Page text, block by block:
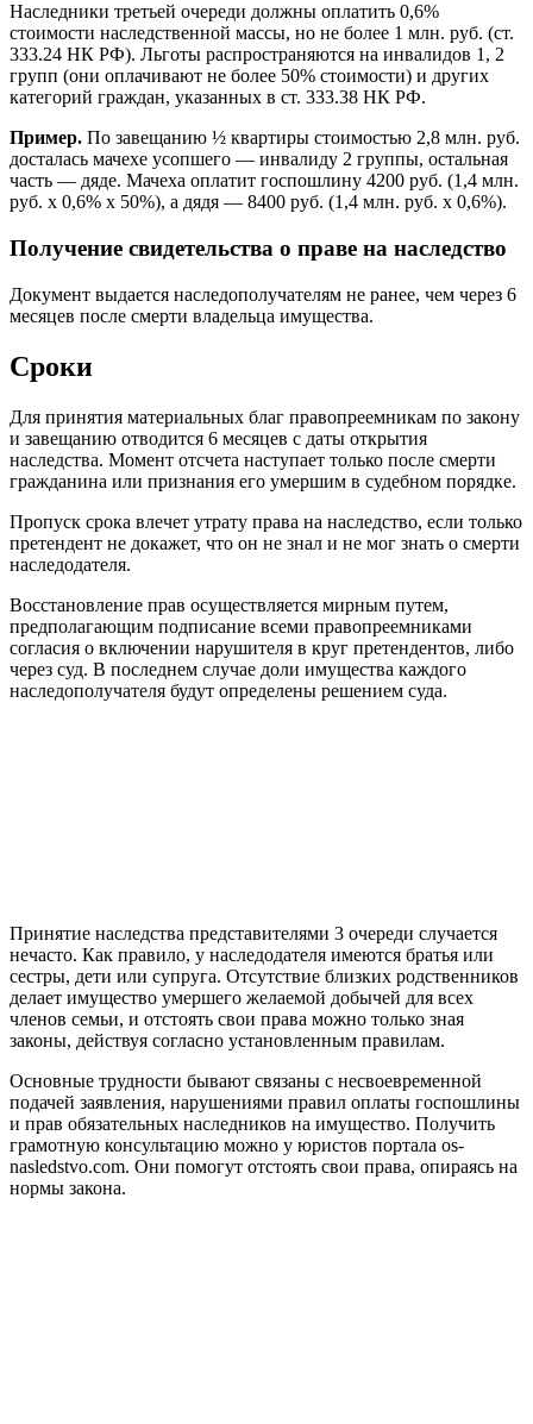
Наследники третьей очереди должны оплатить 0,6%
стоимости наследственной массы, но не более 1 млн. руб. (ст.
333.24 НК РФ). Льготы распространяются на инвалидов 1, 2
групп (они оплачивают не более 50% стоимости) и других
категорий граждан, указанных в ст. 333.38 НК РФ.
Пример. По завещанию ½ квартиры стоимостью 2,8 млн. руб.
досталась мачехе усопшего — инвалиду 2 группы, остальная
часть — дяде. Мачеха оплатит госпошлину 4200 руб. (1,4 млн.
руб. х 0,6% х 50%), а дядя — 8400 руб. (1,4 млн. руб. х 0,6%).
Получение свидетельства о праве на наследство
Документ выдается наследополучателям не ранее, чем через 6
месяцев после смерти владельца имущества.
Сроки
Для принятия материальных благ правопреемникам по закону
и завещанию отводится 6 месяцев с даты открытия
наследства. Момент отсчета наступает только после смерти
гражданина или признания его умершим в судебном порядке.
Пропуск срока влечет утрату права на наследство, если только
претендент не докажет, что он не знал и не мог знать о смерти
наследодателя.
Восстановление прав осуществляется мирным путем,
предполагающим подписание всеми правопреемниками
согласия о включении нарушителя в круг претендентов, либо
через суд. В последнем случае доли имущества каждого
наследополучателя будут определены решением суда.
Принятие наследства представителями 3 очереди случается
нечасто. Как правило, у наследодателя имеются братья или
сестры, дети или супруга. Отсутствие близких родственников
делает имущество умершего желаемой добычей для всех
членов семьи, и отстоять свои права можно только зная
законы, действуя согласно установленным правилам.
Основные трудности бывают связаны с несвоевременной
подачей заявления, нарушениями правил оплаты госпошлины
и прав обязательных наследников на имущество. Получить
грамотную консультацию можно у юристов портала os-
nasledstvo.com. Они помогут отстоять свои права, опираясь на
нормы закона.